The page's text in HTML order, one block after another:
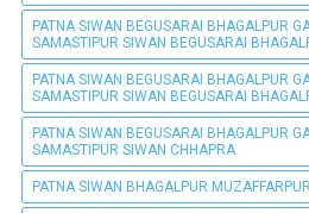
PATNA SIWAN BEGUSARAI BHAGALPUR
SAMASTIPUR SIWAN BEGUSARAI
PATNA SIWAN BEGUSARAI BHAGALPUR
SAMASTIPUR SIWAN BEGUSARAI
PATNA SIWAN BEGUSARAI BHAGALPUR
SAMASTIPUR SIWAN CHHAPRA
PATNA SIWAN BHAGALPUR